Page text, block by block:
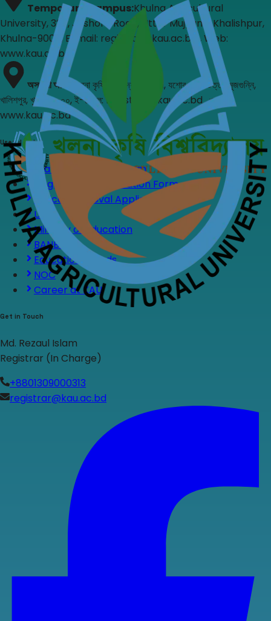
Temporary Campus:Khulna Agricultural
University, 327, Jashore Road, Uttar Mujgunni Khalishpur,
Khulna-9000, E-mail: registrar@kau.ac.bd , Web:
www.kau.ac.bd
অস্থায়ী অফিস
খুলনা কৃষি বিশ্ববিদ্যালয়, ৩২৭, যশোর রোড, উত্তর মুজগুন্নি,
খালিশপুর, খুলনা-৯০০০, ই-মেইল: registrar@kau.ac.bd , ওয়েব:
www.kau.ac.bd
Useful Links
Leave Application Form
Upgradation Application Form
Ethical Approval Application
UGC
Ministry of Education
BANBEIS
Education Boards
NOC
Career at KAU
Get in Touch
Md. Rezaul Islam
Registrar (In Charge)
+8801309000313
registrar@kau.ac.bd